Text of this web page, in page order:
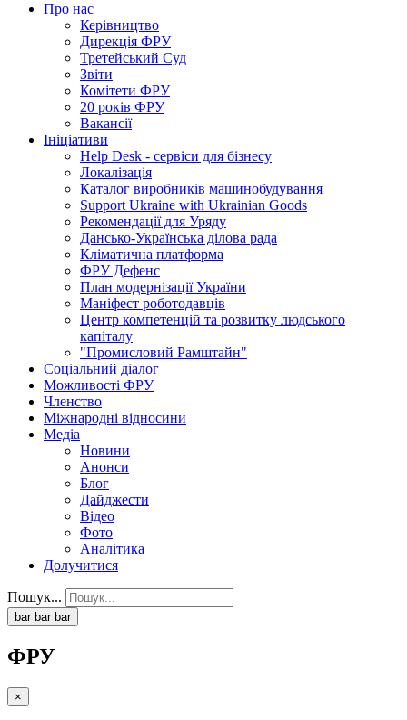
Про нас
Керівництво
Дирекція ФРУ
Третейський Суд
Звіти
Комітети ФРУ
20 років ФРУ
Вакансії
Ініціативи
Help Desk - сервіси для бізнесу
Локалізація
Каталог виробників машинобудування
Support Ukraine with Ukrainian Goods
Рекомендації для Уряду
Дансько-Українська ділова рада
Кліматична платформа
ФРУ Дефенс
План модернізації України
Маніфест роботодавців
Центр компетенцій та розвитку людського
капіталу
"Промисловий Рамштайн"
Соціальний діалог
Можливості ФРУ
Членство
Міжнародні відносини
Медіа
Новини
Анонси
Блог
Дайджести
Відео
Фото
Аналітика
Долучитися
Пошук...
bar bar bar
ФРУ
×